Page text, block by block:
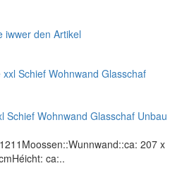
iwwer den Artikel
Schief Wohnwand Glasschaf Unbau
207 x
ca:..